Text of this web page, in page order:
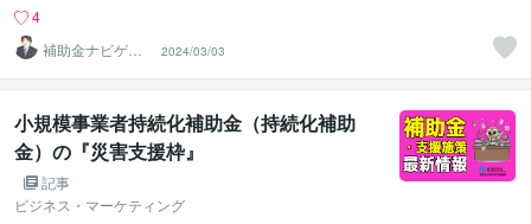
4
補助金ナビゲー
ター
2024/03/03
小規模事業者持続化補助金（持続化補助
金）の『災害支援枠』
記事
ビジネス・マーケティング